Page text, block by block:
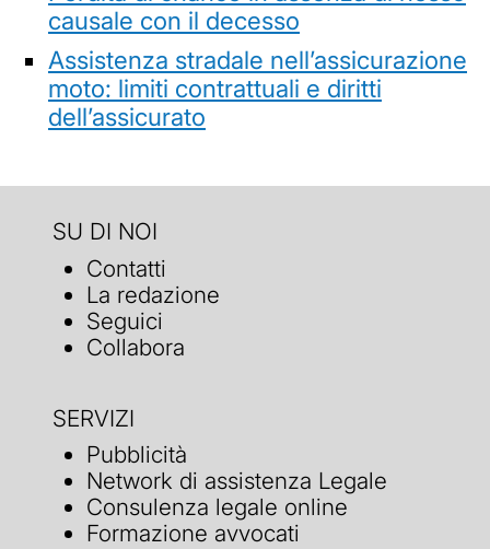
causale con il decesso
Assistenza stradale nell’assicurazione
moto: limiti contrattuali e diritti
dell’assicurato
SU DI NOI
Contatti
La redazione
Seguici
Collabora
SERVIZI
Pubblicità
Network di assistenza Legale
Consulenza legale online
Formazione avvocati